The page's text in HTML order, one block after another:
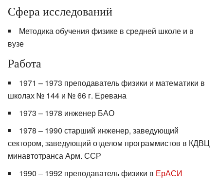
Сфера исследований
Методика обучения физике в средней школе и в
вузе
Работа
1971 – 1973 преподаватель физики и математики в
школах № 144 и № 66 г. Еревана
1973 – 1978 инженер БАО
1978 – 1990 старший инженер, заведующий
сектором, заведующий отделом программистов в КДВЦ
минавтотранса Арм. ССР
1990 – 1992 преподаватель физики в ЕрАСИ